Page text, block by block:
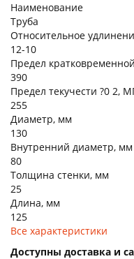
Наименование
Труба
Относительное
12-10
Предел
390
Предел текучести ?0 2,
255
Диаметр, мм
130
Внутренний диаметр, мм
80
Толщина стенки, мм
25
Длина, мм
125
Все характеристики
Доступны доставка и